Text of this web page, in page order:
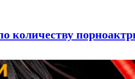
количеству